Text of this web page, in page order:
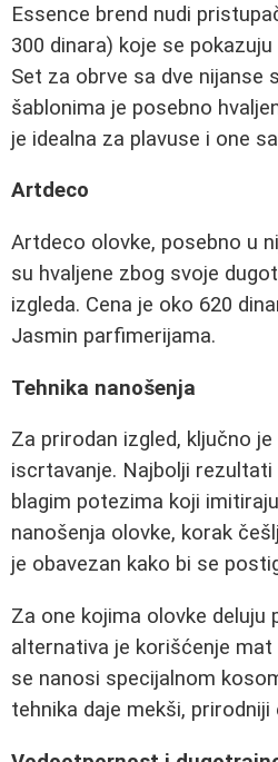
Essence brend nudi
300 dinara) koje se
Set za obrve sa dve nijanse
šablonima je posebno
je idealna za plavuse i one
Artdeco
Artdeco olovke, posebno u
su hvaljene zbog svoje
izgleda. Cena je oko 620
Jasmin parfimerijama.
Tehnika nanošenja
Za prirodan izgled, ključno
iscrtavanje. Najbolji
blagim potezima koji
nanošenja olovke, korak
je obavezan kako bi se
Za one kojima olovke deluju
alternativa je korišćenje
se nanosi specijalnom
tehnika daje mekši, prirodniji